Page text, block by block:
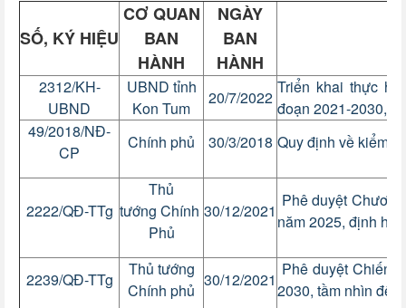
SỐ, KÝ HIỆU
CƠ QUAN
BAN
HÀNH
NGÀY
BAN
HÀNH
2312/KH-
UBND
UBND tỉnh
Kon Tum
20/7/2022
Triển khai thực
đoạn 2021-2030,
49/2018/NĐ-
CP
Chính phủ 30/3/2018 Quy định về kiểm
2222/QĐ-TTg
Thủ
tướng Chính
Phủ
30/12/2021
Phê duyệt
năm 2025, định
2239/QĐ-TTg
Thủ tướng
Chính phủ
30/12/2021
Phê duyệt Chiến
2030, tầm nhìn đến